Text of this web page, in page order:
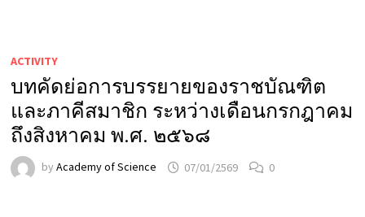
ACTIVITY
บทคัดย่อการบรรยายของราชบัณฑิต
และภาคีสมาชิก ระหว่างเดือนกรกฎาคม
ถึงสิงหาคม พ.ศ. ๒๕๖๘
by Academy of Science 07/01/2569 0